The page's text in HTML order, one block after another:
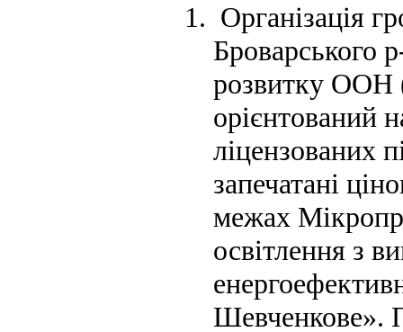
Організація
Броварського
розвитку ООН
орієнтований
ліцензованих
запечатані
межах
освітлення з
Шевченкове».